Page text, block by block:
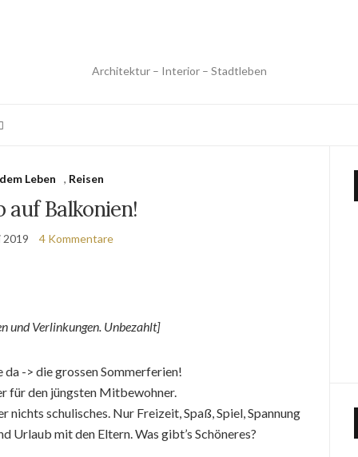
Architektur – Interior – Stadtleben
Leben , Reisen
auf Balkonien!
2019 4 Kommentare
und Verlinkungen. Unbezahlt]
-> die grossen Sommerferien!
für den jüngsten Mitbewohner.
schulisches. Nur Freizeit, Spaß, Spiel, Spannung
Urlaub mit den Eltern. Was gibt’s Schöneres?